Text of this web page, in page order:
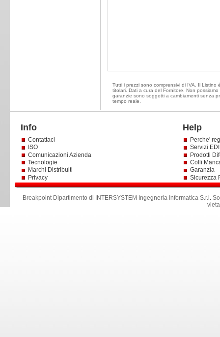
Tutti i prezzi sono comprensivi di IVA. Il
titolari. Dati a cura del Fornitore. Non
garanzie sono soggetti a cambiamenti senza
tempo reale.
Info Help
Contattaci
ISO
Comunicazioni Azienda
Tecnologie
Marchi Distribuiti
Privacy
Perche'
Servizi
Prodotti
Colli
Garanzia
Sicurezza
Breakpoint Dipartimento di INTERSYSTEM Ingegneria Informatica S.r.l .